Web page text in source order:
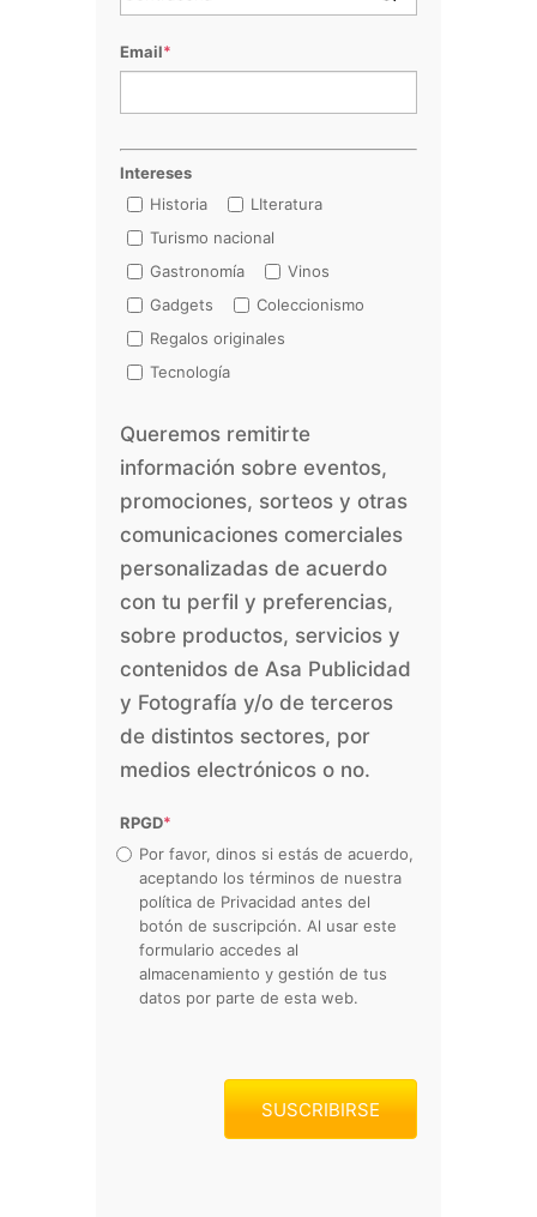
Email*
Intereses
Historia
LIteratura
Turismo nacional
Gastronomía
Vinos
Gadgets
Coleccionismo
Regalos originales
Tecnología
Queremos remitirte
información sobre eventos,
promociones, sorteos y otras
comunicaciones comerciales
personalizadas de acuerdo
con tu perfil y preferencias,
sobre productos, servicios y
contenidos de Asa Publicidad
y Fotografía y/o de terceros
de distintos sectores, por
medios electrónicos o no.
RPGD*
Por favor, dinos si estás de acuerdo,
aceptando los términos de nuestra
política de Privacidad antes del
botón de suscripción. Al usar este
formulario accedes al
almacenamiento y gestión de tus
datos por parte de esta web.